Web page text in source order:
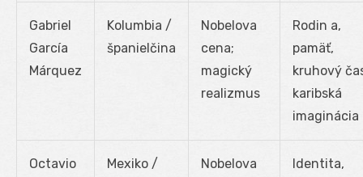
Gabriel
García
Márquez
Kolumbia /
španielčina
Nobelova
cena;
magický
realizmus
Rodin a,
pamäť,
kruhový
karibská
imaginácia
Octavio
Mexiko /
Nobelova
Identita,